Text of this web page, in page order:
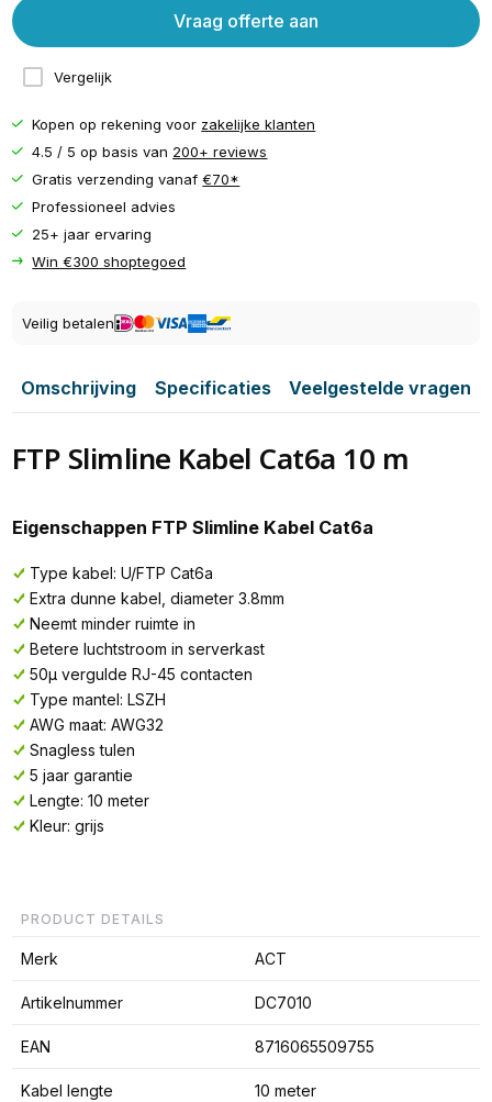
Vergelijk
Vraag offerte aan
Kopen op rekening voor zakelijke klanten
4.5 / 5 op basis van 200+ reviews
Gratis verzending vanaf€70*
Professioneel advies
25+ jaar ervaring
Win €300 shoptegoed
Veilig betalen
Omschrijving Specificaties Veelgestelde vragen
FTP Slimline Kabel Cat6a 10 m
Eigenschappen FTP Slimline Kabel Cat6a
Type kabel: U/FTP Cat6a
Extra dunne kabel, diameter 3.8mm
Neemt minder ruimte in
Betere luchtstroom in serverkast
50µ vergulde RJ-45 contacten
Type mantel: LSZH
AWG maat: AWG32
Snagless tulen
5 jaar garantie
Lengte: 10 meter
Kleur: grijs
PRODUCT DETAILS
Merk ACT
Artikelnummer DC7010
EAN 8716065509755
Kabel lengte 10 meter